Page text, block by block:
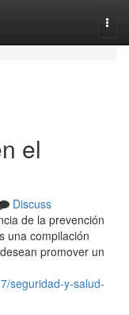
el
Discuss
de la prevención
una compilación
promover un
seguridad-y-salud-